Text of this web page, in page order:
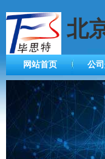
北
网站首页 公